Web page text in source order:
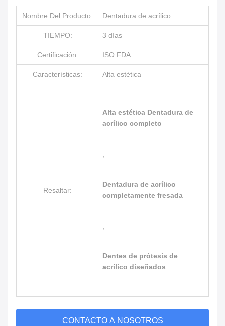
Nombre Del Producto: Dentadura de acrílico
TIEMPO: 3 días
Certificación: ISO FDA
Características: Alta estética
Resaltar:
Alta estética Dentadura de
acrílico completo
Dentadura de acrílico
completamente fresada
Dentes de prótesis de
acrílico diseñados
CONTACTO A NOSOTROS